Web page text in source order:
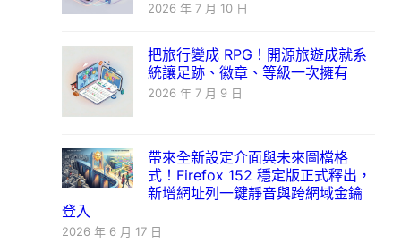
2026 年 7 月 10 日
把旅行變成 RPG！開源旅遊成就系
統讓足跡、徽章、等級一次擁有
2026 年 7 月 9 日
帶來全新設定介面與未來圖檔格
式！Firefox 152 穩定版正式釋出，
新增網址列一鍵靜音與跨網域金鑰
登入
2026 年 6 月 17 日